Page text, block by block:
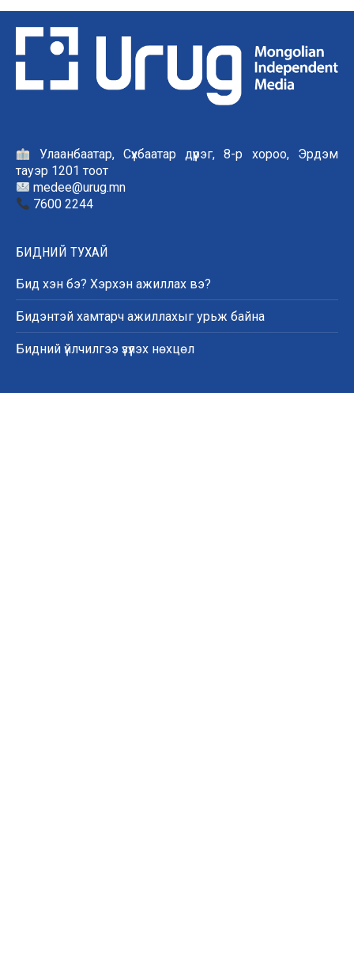
Улаанбаатар, Сүхбаатар дүүрэг, 8-р хороо, Эрдэм
тауэр 1201 тоот
medee@urug.mn
7600 2244
БИДНИЙ ТУХАЙ
Бид хэн бэ? Хэрхэн ажиллах вэ?
Бидэнтэй хамтарч ажиллахыг урьж байна
Бидний үйлчилгээ үзүүлэх нөхцөл